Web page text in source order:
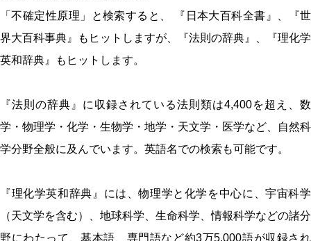
「不確定性原理」と検索すると、 『日本大百科全書』、『世
界大百科事典』もヒットしますが、『法則の辞典』、『理化学
英和辞典』もヒットします。
『法則の辞典』に収録されている法則類は4,400を超え、数
学・物理学・化学・生物学・地学・天文学・医学など、自然科
学分野全般に及んでいます。英語名での検索も可能です。
『理化学英和辞典』には、物理学と化学を中心に、宇宙科学
（天文学を含む）、地球科学、生命科学、情報科学などの諸分
野にわたって、基本語、専門語など約3万5,000語が収録され